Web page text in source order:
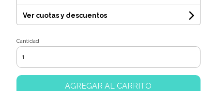
Ver cuotas y descuentos
Cantidad
AGREGAR AL CARRITO